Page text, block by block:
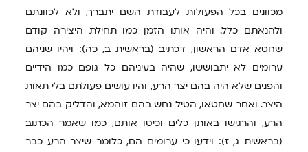
מכוונים בכל הפעולות לעבודת השם יתברך, ולא לכוונתם
ולהנאתם כלל. והיה אותו הזמן כמו תחילת היצירה קודם
שחטא אדם הראשון, דכתיב (בראשית ב, כה): ויהיו שניהם
ערומים לא יתבוששו, שהיה בעיניהם כל גופם כמו הידיים
והפנים שלא היה בהם יצר הרע, והיו עושים פעולתם בלי תאות
היצר. ואחר שחטאו, הטיל נחש בהם זוהמא, והדליק בהם יצר
הרע, והרגישו באותן כלים וכיסו אותם, כמו שאמר הכתוב
(בראשית ג, ז): וידעו כי ערומים הם, כלומר שיצר הרע כבר